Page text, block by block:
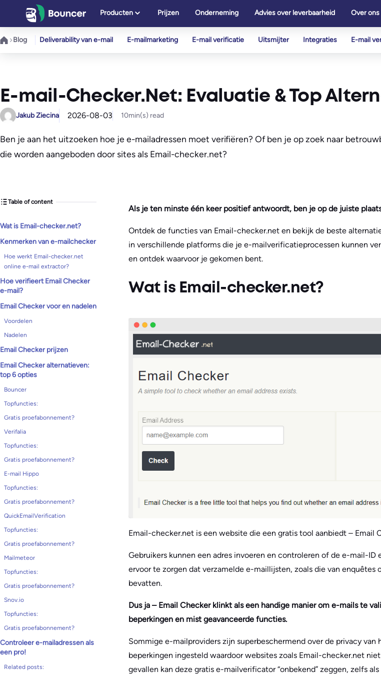
de
Producten Prijzen Onderneming Advies over leverbaarheid Over ons
Blog Deliverability van e-mail E-mailmarketing E-mail verificatie Uitsmijter Integraties E-mail
E-mail-Checker.Net: Evaluatie & Top
Jakub Ziecina 2026-08-03 10min(s) read
Ben je aan het uitzoeken hoe je e-mailadressen moet verifiëren? Of ben je op zoek naar
die worden aangeboden door sites als Email-checker.net?
Table of content
Wat is Email-checker.net?
Kenmerken van e-mailchecker
Hoe werkt Email-checker.net
online e-mail extractor?
Hoe verifieert Email Checker
e-mail?
Email Checker voor en nadelen
Voordelen
Nadelen
Email Checker prijzen
Email Checker alternatieven:
top 6 opties
Bouncer
Topfuncties:
Gratis proefabonnement?
Verifalia
Topfuncties:
Gratis proefabonnement?
E-mail Hippo
Topfuncties:
Gratis proefabonnement?
QuickEmailVerification
Topfuncties:
Gratis proefabonnement?
Mailmeteor
Topfuncties:
Gratis proefabonnement?
Snov.io
Topfuncties:
Gratis proefabonnement?
Controleer e-mailadressen als
een pro!
Related posts:
Als je ten minste één keer positief antwoordt, ben je op de juiste
Ontdek de functies van Email-checker.net en bekijk de beste
in verschillende platforms die je e-mailverificatieprocessen kunnen
en ontdek waarvoor je gekomen bent.
Wat is Email-checker.net?
Email-checker.net is een website die een gratis tool aanbiedt – Email
Gebruikers kunnen een adres invoeren en controleren of de e-mail-
ervoor te zorgen dat verzamelde e-maillijsten, zoals die van enquêtes
bevatten.
Dus ja – Email Checker klinkt als een handige manier om e-mails te
beperkingen en mist geavanceerde functies.
Sommige e-mailproviders zijn superbeschermend over de privacy van
beperkingen ingesteld waardoor websites zoals Email-checker.net
gevallen kan deze gratis e-mailverificator “onbekend” zeggen, zelfs